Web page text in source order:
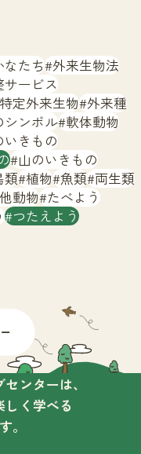
ターとは
なたち 外来生物法
サービス
特定外来生物 外来種
シンボル 軟体動物
いきもの
山のいきもの
類 植物 魚類 両生類
動物 たべよう
つたえよう
ンターは、
く学べる
。